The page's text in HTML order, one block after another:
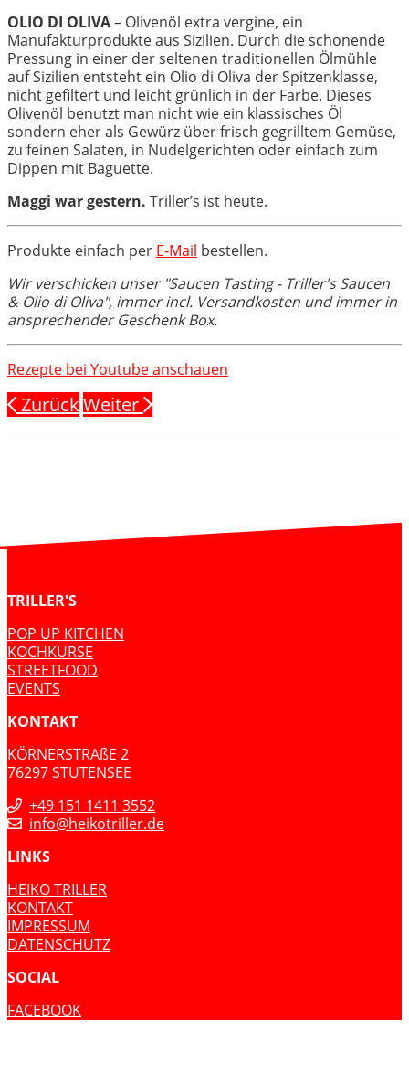
OLIO DI OLIVA– Olivenöl extra vergine, ein
Manufakturprodukte aus Sizilien. Durch die schonende
Pressung in einer der seltenen traditionellen Ölmühle
auf Sizilien entsteht ein Olio di Oliva der Spitzenklasse,
nicht gefiltert und leicht grünlich in der Farbe. Dieses
Olivenöl benutzt man nicht wie ein klassisches Öl
sondern eher als Gewürz über frisch gegrilltem Gemüse,
zu feinen Salaten, in Nudelgerichten oder einfach zum
Dippen mit Baguette.
Maggi war gestern. Triller’s ist heute.
Produkte einfach per E-Mail bestellen.
Wir verschicken unser "Saucen Tasting - Triller's Saucen
& Olio di Oliva", immer incl. Versandkosten und immer in
ansprechender Geschenk Box.
Rezepte bei Youtube anschauen
ZurückWeiter
TRILLER'S
POP UP KITCHEN
KOCHKURSE
STREETFOOD
EVENTS
KONTAKT
KÖRNERSTRAßE 2
76297 STUTENSEE
+49 151 1411 3552
info@heikotriller.de
LINKS
HEIKO TRILLER
KONTAKT
IMPRESSUM
DATENSCHUTZ
SOCIAL
FACEBOOK